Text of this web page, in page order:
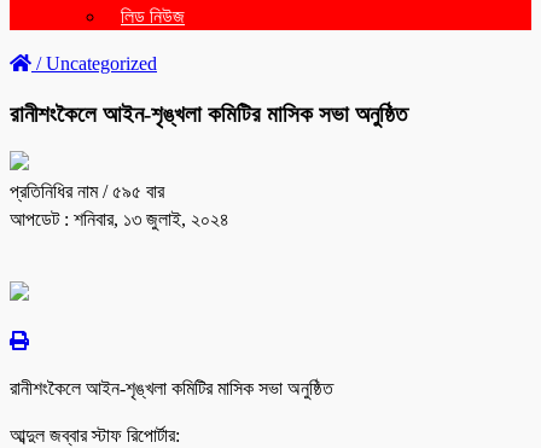
লিড নিউজ
/Uncategorized
রানীশংকৈলে আইন-শৃঙ্খলা কমিটির মাসিক সভা অনুষ্ঠিত
প্রতিনিধির নাম/ ৫৯৫ বার
আপডেট : শনিবার, ১৩ জুলাই, ২০২৪
রানীশংকৈলে আইন-শৃঙ্খলা কমিটির মাসিক সভা অনুষ্ঠিত
আব্দুল জব্বার স্টাফ রিপোর্টার: